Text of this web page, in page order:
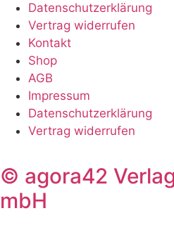
Datenschutzerklärung
Vertrag widerrufen
Kontakt
Shop
AGB
Impressum
Datenschutzerklärung
Vertrag widerrufen
© agora42
mbH